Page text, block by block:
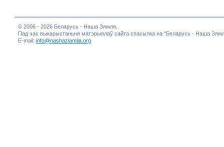
© 2006 - 2026 Беларусь - Наша Зямля.
Пад час выкарыстаньня матэрыялаў сайта спасылка на "Беларусь - Наша
E-mail: info@nashaziamlia.org